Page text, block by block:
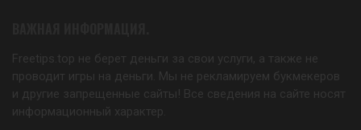
Freetips.top не берет деньги за свои услуги, а также не
проводит игры на деньги. Мы не рекламируем букмекеров
и другие запрещенные сайты! Все сведения на сайте носят
информационный характер.